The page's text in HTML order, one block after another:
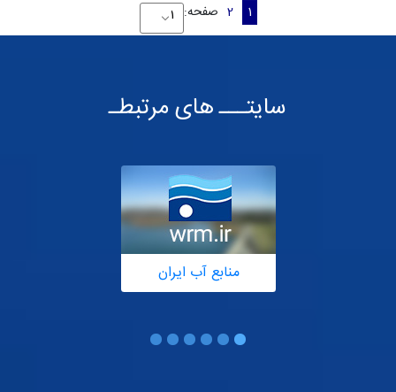
1
2 صفحه:
سایتـــ های مرتبطـ
منابع آب ایران